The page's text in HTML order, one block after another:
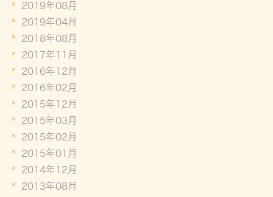
2019年08月
2019年04月
2018年08月
2017年11月
2016年12月
2016年02月
2015年12月
2015年03月
2015年02月
2015年01月
2014年12月
2013年08月